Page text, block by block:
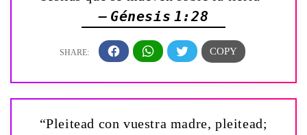
— Génesis 1:28
“Pleitead con vuestra madre, pleitead;